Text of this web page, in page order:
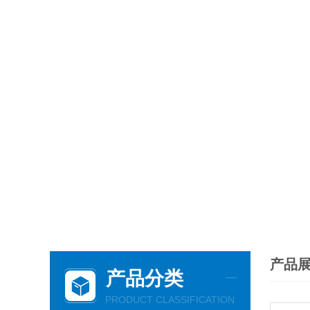
产品分类
PRODUCT CLASSIFICATION
产品